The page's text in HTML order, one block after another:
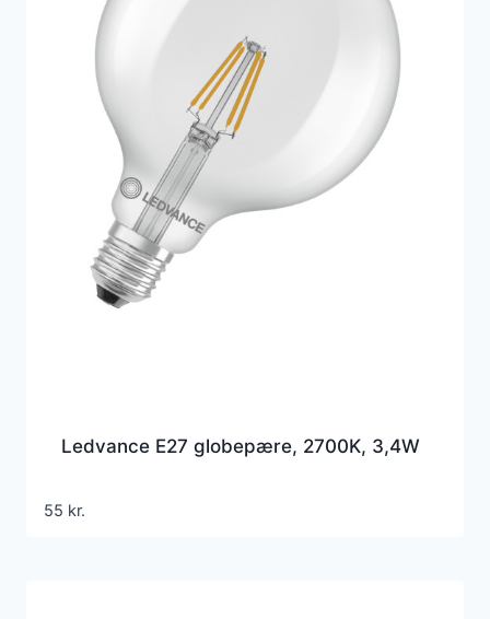
Ledvance E27 globepære, 2700K, 3,4W
55 kr.